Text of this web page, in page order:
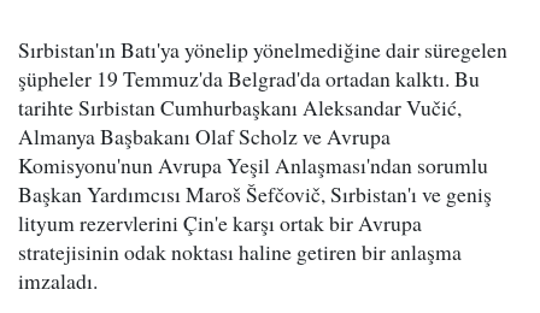
Sırbistan'ın Batı'ya yönelip yönelmediğine dair süregelen
şüpheler 19 Temmuz'da Belgrad'da ortadan kalktı. Bu
tarihte Sırbistan Cumhurbaşkanı Aleksandar Vučić,
Almanya Başbakanı Olaf Scholz ve Avrupa
Komisyonu'nun Avrupa Yeşil Anlaşması'ndan sorumlu
Başkan Yardımcısı Maroš Šefčovič, Sırbistan'ı ve geniş
lityum rezervlerini Çin'e karşı ortak bir Avrupa
stratejisinin odak noktası haline getiren bir anlaşma
imzaladı.